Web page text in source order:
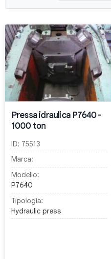
Pressa idraulica P7640 -
1000 ton
ID: 75513
Marca:
Modello:
P7640
Tipologia:
Hydraulic press